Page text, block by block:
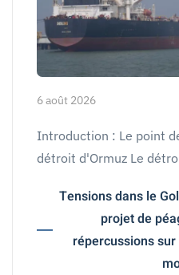
6 août 2026
Introduction : Le point
détroit d'Ormuz Le
Tensions dans le
projet de
répercussions